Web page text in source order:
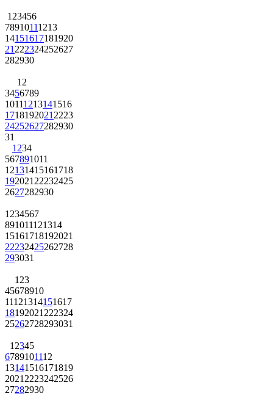
1 23456
78910111213
14151617181920
21 222324252627
282930
1 2
3456789
10111213141516
1718192021 2223
24252627282930
31
1 234
567891011
12131415161718
192021 22232425
2627282930
1 234567
891011121314
15161718192021
22232425262728
293031
1 23
45678910
11121314151617
18192021 222324
25262728293031
1 2345
6789101112
13141516171819
2021 2223242526
27282930